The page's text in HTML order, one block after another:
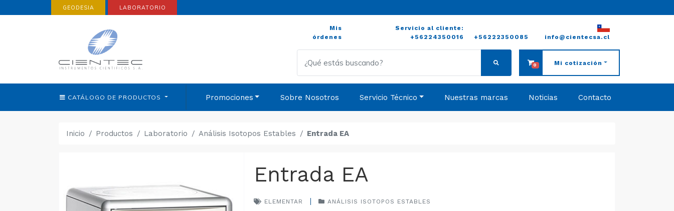
GEODESIA LABORATORIO
Mis
órdenes
Servicio al cliente:
+56224350016
+56222350085 info@cientecsa.cl
0 Mi cotización
CATÁLOGO DE PRODUCTOS Promociones Sobre Nosotros Servicio Técnico Nuestras marcas Noticias Contacto
Inicio Productos Laboratorio Análisis Isotopos Estables Entrada EA
Entrada EA
ELEMENTAR ANÁLISIS ISOTOPOS ESTABLES